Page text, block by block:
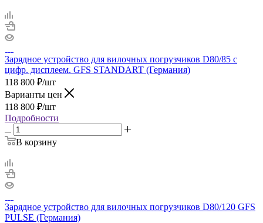
Зарядное устройство для вилочных погрузчиков D80/85 с
цифр. дисплеем. GFS STANDART (Германия)
118 800 ₽/шт
Варианты цен
118 800 ₽/шт
Подробности
В корзину
Зарядное устройство для вилочных погрузчиков D80/120 GFS
PULSE (Германия)